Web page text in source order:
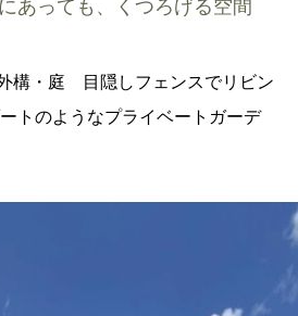
あっても、くつろげる空間
構・庭 目隠しフェンスでリビン
トのようなプライベートガーデ